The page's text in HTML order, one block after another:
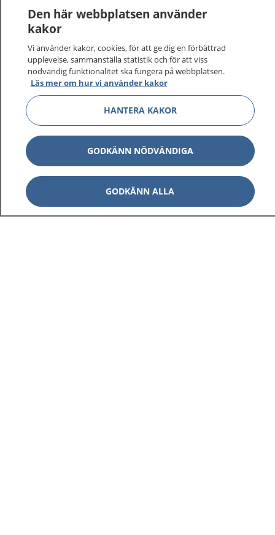
1177 tryggt om din hälsa och vård
På 1177.se får du råd om hälsa och information om
sjukdomar och vilka mottagningar du kan kontakta.
vårdärenden. Ring telefonnummer 1177 för
sjukvårdsrådgivning dygnet runt.
1177 ger dig råd när du vill må bättre.
Den här webbplatsen använder
kakor
Vi använder kakor, cookies, för att ge dig en förbättrad
upplevelse, sammanställa statistik och för att viss
nödvändig funktionalitet ska fungera på webbplatsen.
Läs mer om hur vi använder kakor
HANTERA KAKOR
GODKÄNN NÖDVÄNDIGA
GODKÄNN ALLA